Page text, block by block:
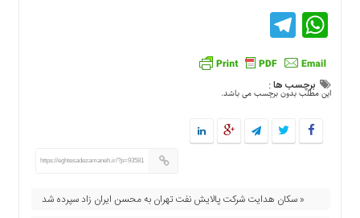
WhatsApp
Telegram
برچسب ها :
این مطلب بدون برچسب می باشد.
https://eghtesadezamaneh.ir/?p=93581
« سکان هدایت شرکت پالایش نفت تهران به محسن ایران زاد سپرده شد